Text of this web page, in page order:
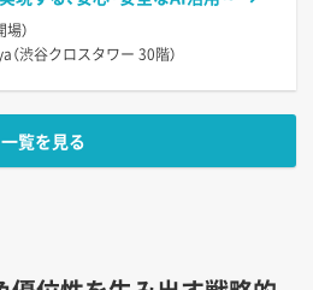
）
渋谷クロスタワー 30階）
一覧を見る